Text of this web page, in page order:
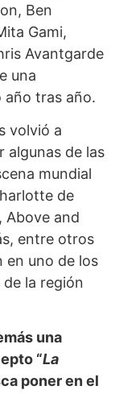
Ben
Gami,
Avantgarde
una
tras año.
volvió a
algunas de las
mundial
de
Above and
entre otros
en uno de los
la región
una
“La
poner en el